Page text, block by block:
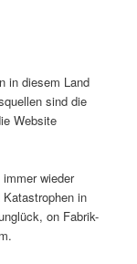
in diesem Land
sind die
Website
wieder
in
on Fabrik-